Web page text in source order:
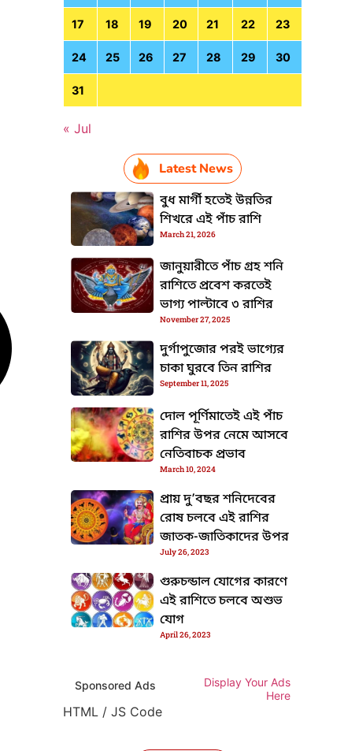
17 18 19 20 21 22 23
24 25 26 27 28 29 30
31
« Jul
Latest News
বুধ মার্গী হতেই উন্নতির
শিখরে এই পাঁচ রাশি
March 21, 2026
জানুয়ারীতে পাঁচ গ্রহ শনি
রাশিতে প্রবেশ করতেই
ভাগ্য পাল্টাবে ৩ রাশির
November 27, 2025
দুর্গাপুজোর পরই ভাগ্যের
চাকা ঘুরবে তিন রাশির
September 11, 2025
দোল পূর্ণিমাতেই এই পাঁচ
রাশির উপর নেমে আসবে
নেতিবাচক প্রভাব
March 10, 2024
প্রায় দু’বছর শনিদেবের
রোষ চলবে এই রাশির
জাতক-জাতিকাদের উপর
July 26, 2023
গুরুচন্ডাল যোগের কারণে
এই রাশিতে চলবে অশুভ
যোগ
April 26, 2023
Sponsored Ads
Display Your Ads
Here
HTML / JS Code